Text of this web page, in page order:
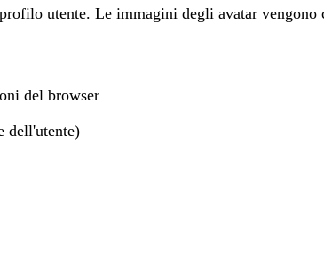
utente. Le immagini degli avatar
del browser
dell'utente)